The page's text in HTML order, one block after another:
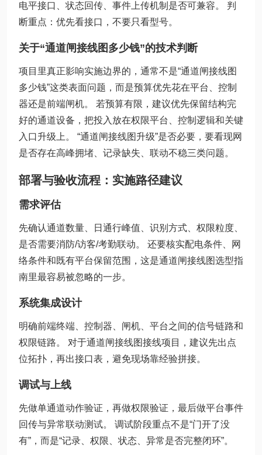
电平接口、状态回传、事件上传机制是否可兼容。 判
断重点：优先看接口，不要只看型号。
关于“通道闸接线图多少钱”的技术判断
项目里真正影响实施边界的，通常不是“通道闸接线图
多少钱”这类表面问题，而是预算优先花在平台、控制
器还是前端闸机。 若预算有限，建议优先保留结构完
好的通道设备，把投入放在权限平台、控制逻辑和关键
入口升级上。 “通道闸接线图升级”是否必要，要看现网
是否存在高峰拥堵、记录缺失、联动不稳三类问题。
部署与验收流程：实施路径建议
需求评估
先确认通道数量、日通行峰值、识别方式、权限粒度、
是否需要消防/访客/考勤联动。 还要核实配电条件、网
络条件和既有平台保留范围，这是通道闸接线图选型指
南里最容易被忽略的一步。
系统集成设计
明确前端终端、控制器、闸机、平台之间的信号链路和
权限链路。 对于通道闸接线图接线项目，建议先出点
位拓扑，再出接口表，避免现场靠经验拼接。
调试与上线
先做单通道动作验证，再做权限验证，最后做平台事件
回传与异常联动测试。 调试阶段重点不是“门开了没
有”，而是“记录、权限、状态、异常是否完整闭环”。